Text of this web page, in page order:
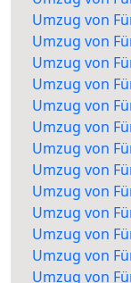
Umzug von
Umzug von
Umzug von
Umzug von
Umzug von
Umzug von
Umzug von
Umzug von
Umzug von
Umzug von
Umzug von
Umzug von
Umzug von